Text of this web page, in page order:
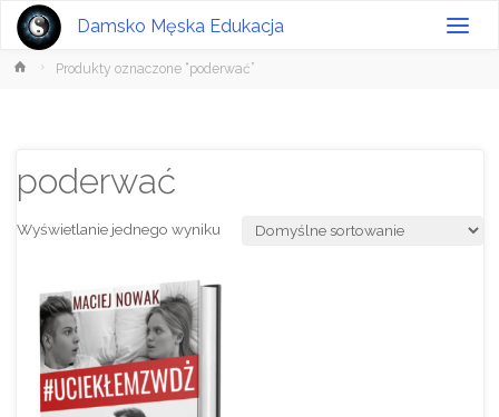
Damsko Męska Edukacja
StronaProdukty oznaczone “poderwać”
poderwać
Wyświetlanie jednego wyniku